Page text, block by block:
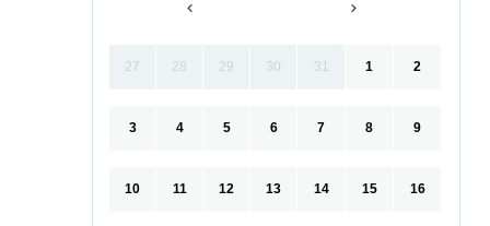
27 28 29 30 31 1 2
3 4 5 6 7 8 9
10 11 12 13 14 15 16